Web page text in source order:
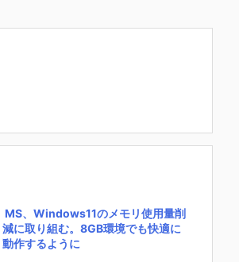
MS、Windows11のメモリ使用量削
減に取り組む。8GB環境でも快適に
動作するように